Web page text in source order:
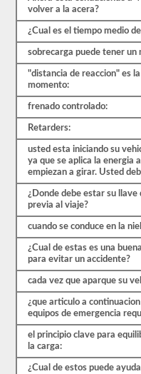
práctica
disponibles
forma
gratuita.
Asegúrate
realizar
todas
pruebas
tener
buen
conocimiento
material
salir
para
tomar
el
examen
real.
volver a la acera?
¿Cual es el tiempo medio
sobrecarga puede tener un
"distancia de reaccion" es
momento:
frenado controlado:
Retarders:
usted esta iniciando su
ya que se aplica la energia
empiezan a girar. Usted
¿Donde debe estar su
previa al viaje?
cuando se conduce en la
¿Cual de estas es una
para evitar un accidente?
cada vez que aparque su
¿que articulo a
equipos de emergencia
el principio clave para
la carga:
¿Cual de estos puede